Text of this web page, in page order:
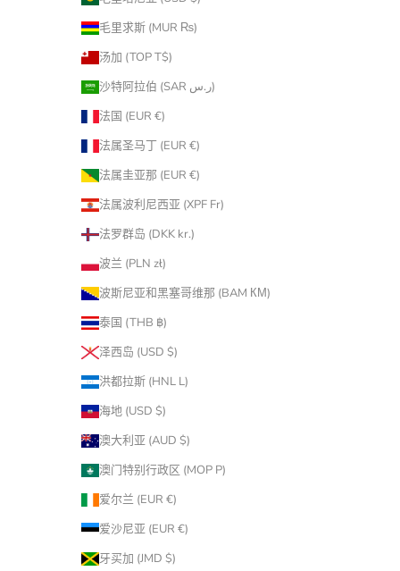
毛里求斯 (MUR ₨)
汤加 (TOP T$)
沙特阿拉伯 (SAR ر.س)
法国 (EUR €)
法属圣马丁 (EUR €)
法属圭亚那 (EUR €)
法属波利尼西亚 (XPF Fr)
法罗群岛 (DKK kr.)
波兰 (PLN zł)
波斯尼亚和黑塞哥维那 (BAM КМ)
泰国 (THB ฿)
泽西岛 (USD $)
洪都拉斯 (HNL L)
海地 (USD $)
澳大利亚 (AUD $)
澳门特别行政区 (MOP P)
爱尔兰 (EUR €)
爱沙尼亚 (EUR €)
牙买加 (JMD $)